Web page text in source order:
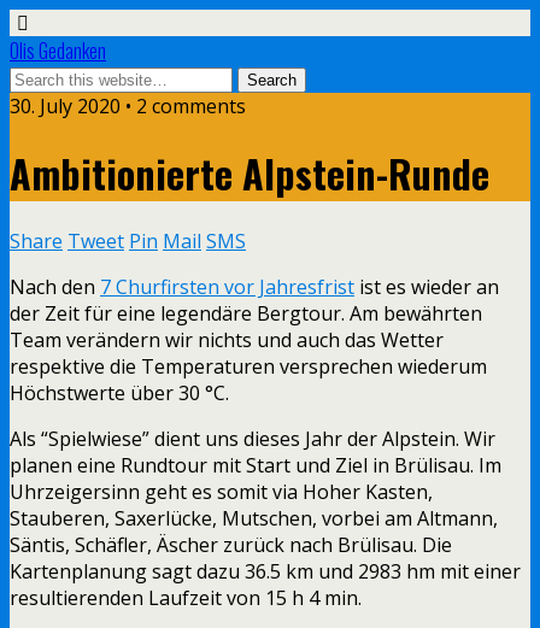
Olis Gedanken
30. July 2020 • 2 comments
Ambitionierte Alpstein-Runde
Share Tweet Pin Mail SMS
Nach den 7 Churfirsten vor Jahresfrist ist es wieder an
der Zeit für eine legendäre Bergtour. Am bewährten
Team verändern wir nichts und auch das Wetter
respektive die Temperaturen versprechen wiederum
Höchstwerte über 30 °C.
Als “Spielwiese” dient uns dieses Jahr der Alpstein. Wir
planen eine Rundtour mit Start und Ziel in Brülisau. Im
Uhrzeigersinn geht es somit via Hoher Kasten,
Stauberen, Saxerlücke, Mutschen, vorbei am Altmann,
Säntis, Schäfler, Äscher zurück nach Brülisau. Die
Kartenplanung sagt dazu 36.5 km und 2983 hm mit einer
resultierenden Laufzeit von 15 h 4 min.